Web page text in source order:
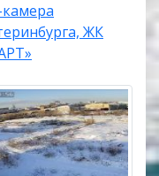
ЖК